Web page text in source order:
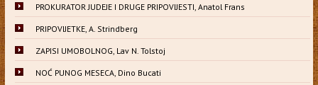
PROKURATOR JUDEJE I DRUGE PRIPOVIJESTI, Anatol Frans
PRIPOVIJETKE, A. Strindberg
ZAPISI UMOBOLNOG, Lav N. Tolstoj
NOĆ PUNOG MESECA, Dino Bucati